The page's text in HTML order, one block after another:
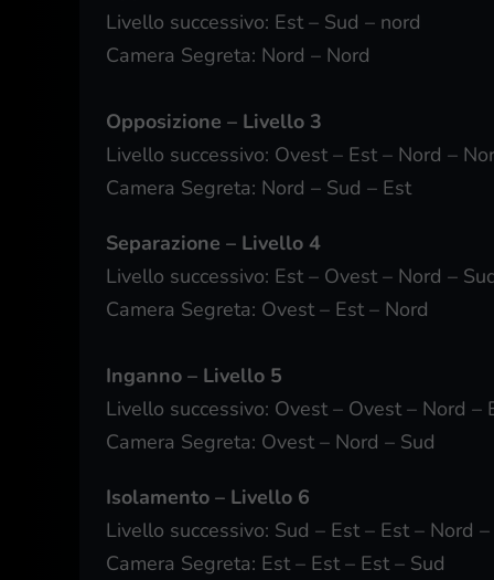
Livello successivo: Est – Sud – nord
Camera Segreta: Nord – Nord
Opposizione – Livello 3
Livello successivo: Ovest – Est – Nord –
Camera Segreta: Nord – Sud – Est
Separazione – Livello 4
Livello successivo: Est – Ovest – Nord –
Camera Segreta: Ovest – Est – Nord
Inganno – Livello 5
Livello successivo: Ovest – Ovest – Nord –
Camera Segreta: Ovest – Nord – Sud
Isolamento – Livello 6
Livello successivo: Sud – Est – Est – Nord
Camera Segreta: Est – Est – Est – Sud